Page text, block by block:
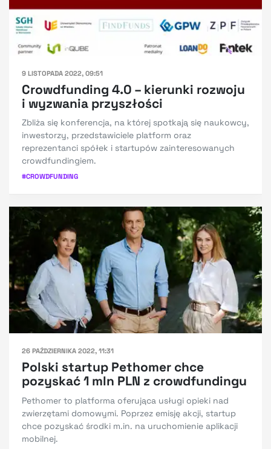
9 LISTOPADA 2022, 09:51
Crowdfunding 4.0 – kierunki rozwoju
i wyzwania przyszłości
Zbliża się konferencja, na której spotkają się naukowcy,
inwestorzy, przedstawiciele platform oraz
reprezentanci spółek i startupów zainteresowanych
crowdfundingiem.
#CROWDFUNDING
26 PAŹDZIERNIKA 2022, 11:31
Polski startup Pethomer chce
pozyskać 1 mln PLN z crowdfundingu
Pethomer to platforma oferująca usługi opieki nad
zwierzętami domowymi. Poprzez emisję akcji, startup
chce pozyskać środki m.in. na uruchomienie aplikacji
mobilnej.